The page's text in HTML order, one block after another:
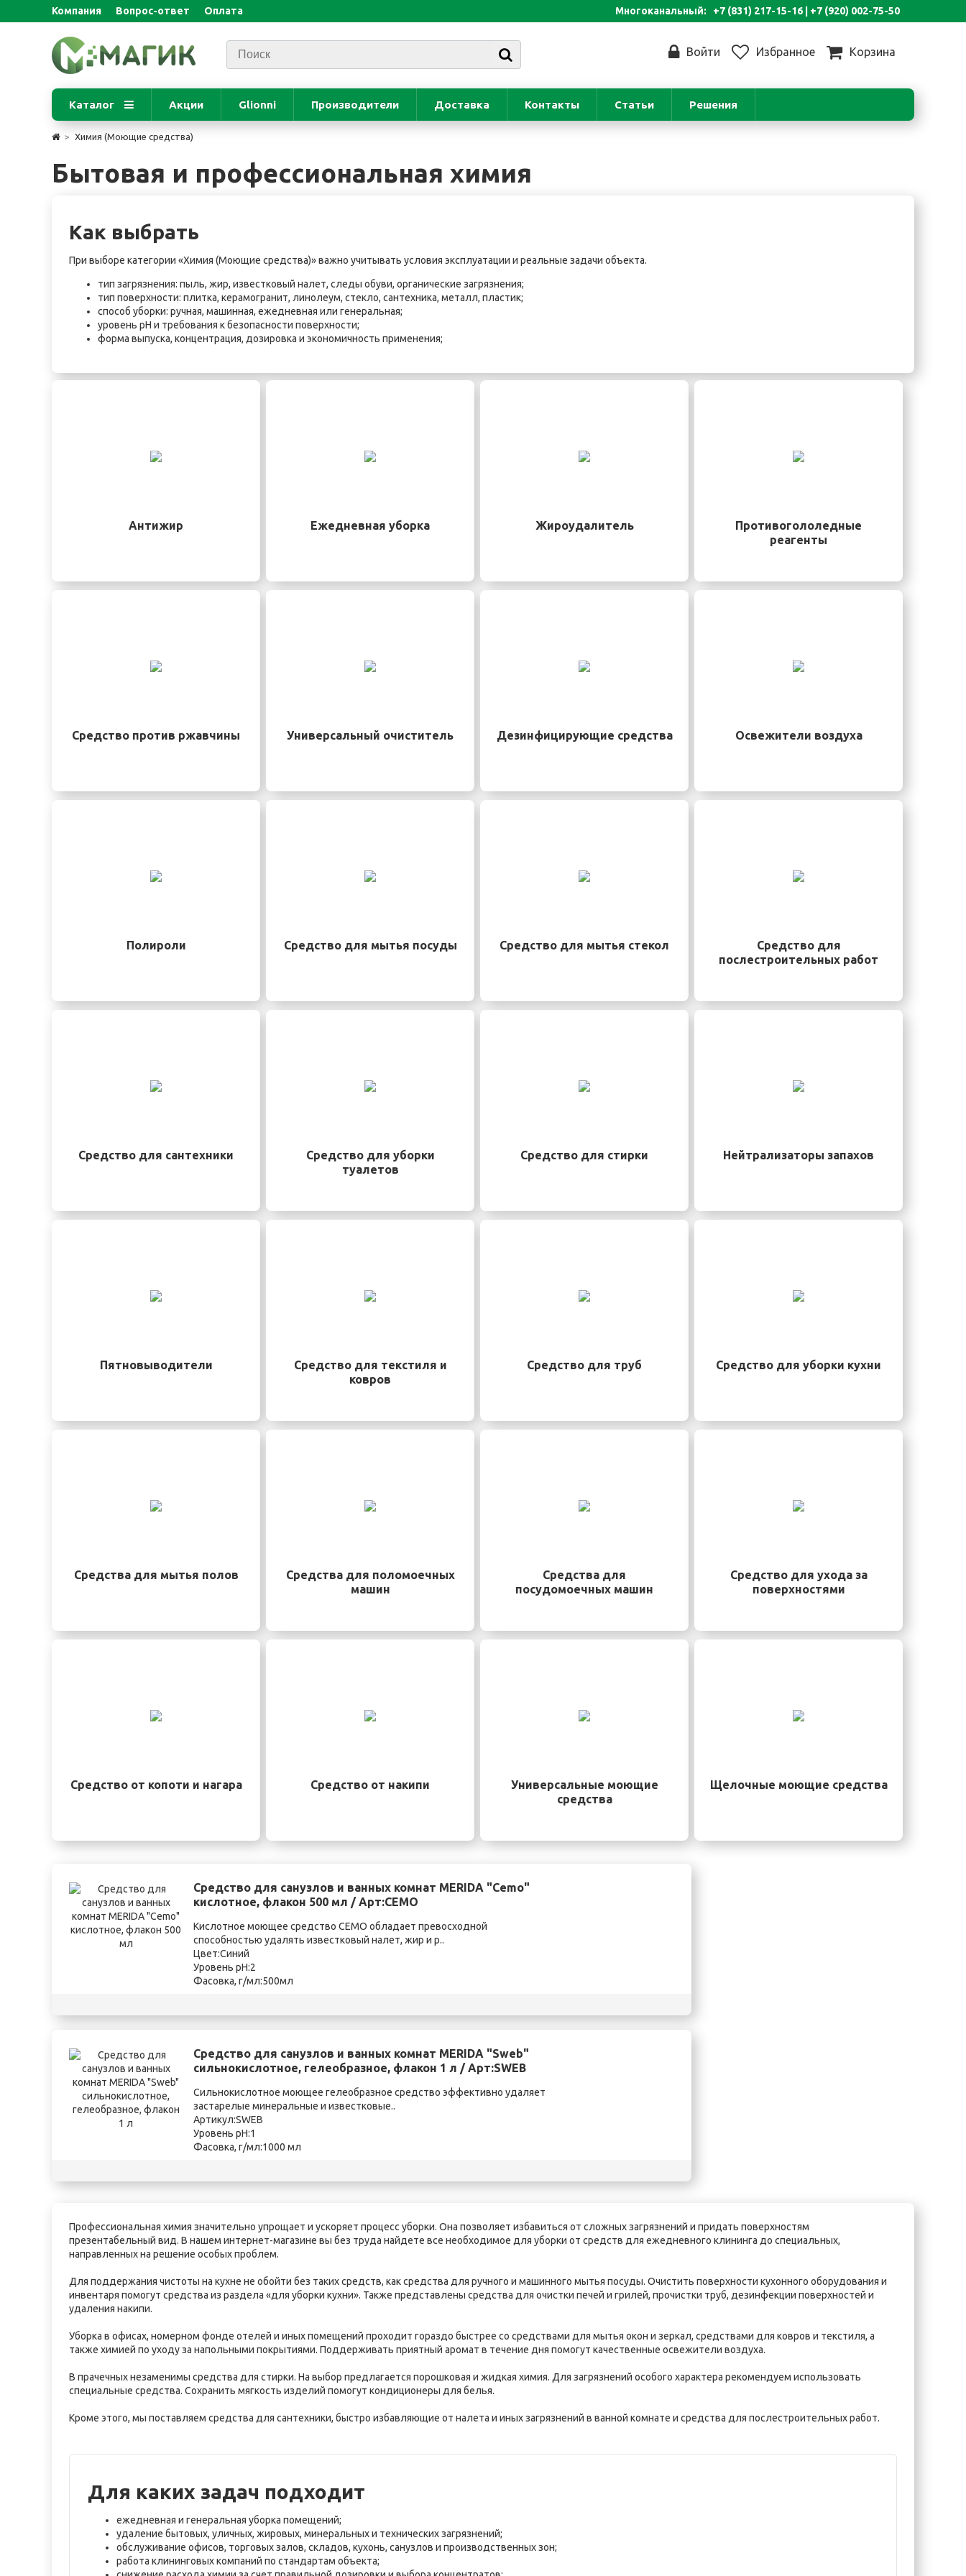
Компания Вопрос-ответ Оплата Многоканальный: +7 (831) 217-15-16 | +7 (920) 002-75-50
Войти Избранное Корзина
Каталог Акции Glionni Производители Доставка Контакты Статьи Решения
Химия (Моющие средства)
Бытовая и профессиональная химия
Как выбрать
При выборе категории «Химия (Моющие средства)» важно учитывать условия эксплуатации и реальные задачи объекта.
тип загрязнения: пыль, жир, известковый налет, следы обуви, органические загрязнения;
тип поверхности: плитка, керамогранит, линолеум, стекло, сантехника, металл, пластик;
способ уборки: ручная, машинная, ежедневная или генеральная;
уровень pH и требования к безопасности поверхности;
форма выпуска, концентрация, дозировка и экономичность применения;
Антижир Ежедневная уборка Жироудалитель
Противогололедные
реагенты
Средство против ржавчины Универсальный очиститель Дезинфицирующие средства Освежители воздуха
Полироли Средство для мытья посуды Средство для мытья стекол
Средство для
послестроительных работ
Средство для сантехники
Средство для уборки
туалетов
Средство для стирки Нейтрализаторы запахов
Пятновыводители
Средство для текстиля и
ковров
Средство для труб Средство для уборки кухни
Средства для мытья полов
Средства для поломоечных
машин
Средства для
посудомоечных машин
Средство для ухода за
поверхностями
Средство от копоти и нагара Средство от накипи
Универсальные моющие
средства
Щелочные моющие средства
Средство для санузлов и ванных комнат MERIDA "Cemo"
кислотное, флакон 500 мл / Арт:CEMO
Кислотное моющее средство CEMO обладает превосходной
способностью удалять известковый налет, жир и р..
Цвет:Синий
Уровень pH:2
Фасовка, г/мл:500мл
Средство для санузлов и ванных комнат MERIDA "Sweb"
сильнокислотное, гелеобразное, флакон 1 л / Арт:SWEB
Сильнокислотное моющее гелеобразное средство эффективно удаляет
застарелые минеральные и известковые..
Артикул:SWEB
Уровень pH:1
Фасовка, г/мл:1000 мл
Профессиональная химия значительно упрощает и ускоряет процесс уборки. Она позволяет избавиться от сложных загрязнений и придать поверхностям
презентабельный вид. В нашем интернет-магазине вы без труда найдете все необходимое для уборки от средств для ежедневного клининга до специальных,
направленных на решение особых проблем.
Для поддержания чистоты на кухне не обойти без таких средств, как средства для ручного и машинного мытья посуды. Очистить поверхности кухонного оборудования и
инвентаря помогут средства из раздела «для уборки кухни». Также представлены средства для очистки печей и грилей, прочистки труб, дезинфекции поверхностей и
удаления накипи.
Уборка в офисах, номерном фонде отелей и иных помещений проходит гораздо быстрее со средствами для мытья окон и зеркал, средствами для ковров и текстиля, а
также химией по уходу за напольными покрытиями. Поддерживать приятный аромат в течение дня помогут качественные освежители воздуха.
В прачечных незаменимы средства для стирки. На выбор предлагается порошковая и жидкая химия. Для загрязнений особого характера рекомендуем использовать
специальные средства. Сохранить мягкость изделий помогут кондиционеры для белья.
Кроме этого, мы поставляем средства для сантехники, быстро избавляющие от налета и иных загрязнений в ванной комнате и средства для послестроительных работ.
Для каких задач подходит
ежедневная и генеральная уборка помещений;
удаление бытовых, уличных, жировых, минеральных и технических загрязнений;
обслуживание офисов, торговых залов, складов, кухонь, санузлов и производственных зон;
работа клининговых компаний по стандартам объекта;